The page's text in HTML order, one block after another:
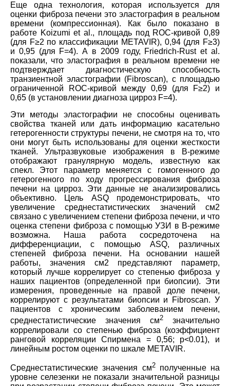
Еще одна технология, которая используется для
оценки фиброза печени это эластография в реальном
времени (компрессионная). Как было показано в
работе Koizumi et al., площадь под ROC-кривой 0,89
(для F≥2 по классификации METAVIR), 0,94 (для F≥3)
и 0,95 (для F=4). А в 2009 году, Friedrich-Rust et al.
показали, что эластография в реальном времени не
подтверждает диагностическую способность
транзиентной эластографии (Fibroscan), с площадью
ограниченной ROC-кривой между 0,69 (для F≥2) и
0,65 (в установлении диагноза цирроз F=4).
Эти методы эластографии не способны оценивать
свойства тканей или дать информацию касательно
гетерогенности структуры печени, не смотря на то, что
они могут быть использованы для оценки жесткости
тканей. Ультразвуковые изображения в В-режиме
отображают гранулярную модель, известную как
спекл. Этот параметр меняется с гомогенного до
гетерогенного по ходу прогрессирования фиброза
печени на цирроз. Эти данные не анализировались
объективно. Цель ASQ продемонстрировать, что
увеличение среднестатистических значений см2
связано с увеличением степени фиброза печени, и что
оценка степени фиброза с помощью УЗИ в В-режиме
возможна. Наша работа сосредоточена на
дифференциации, с помощью ASQ, различных
степеней фиброза печени. На основании нашей
работы, значения см2 представляют параметр,
который лучше коррелирует со степенью фиброза у
наших пациентов (определенной при биопсии). Эти
измерения, проведенные на правой доле печени,
коррелируют с результатами биопсии и Fibroscan. У
пациентов с хроническим заболеванием печени,
среднестатистические значения см2 значительно
коррелировали со степенью фиброза (коэффициент
ранговой корреляции Спирмена = 0,56; p<0.01), и
линейным ростом оценки по шкале METAVIR.
Среднестатистические значения см2полученные на
уровне селезенки не показали значительной разницы